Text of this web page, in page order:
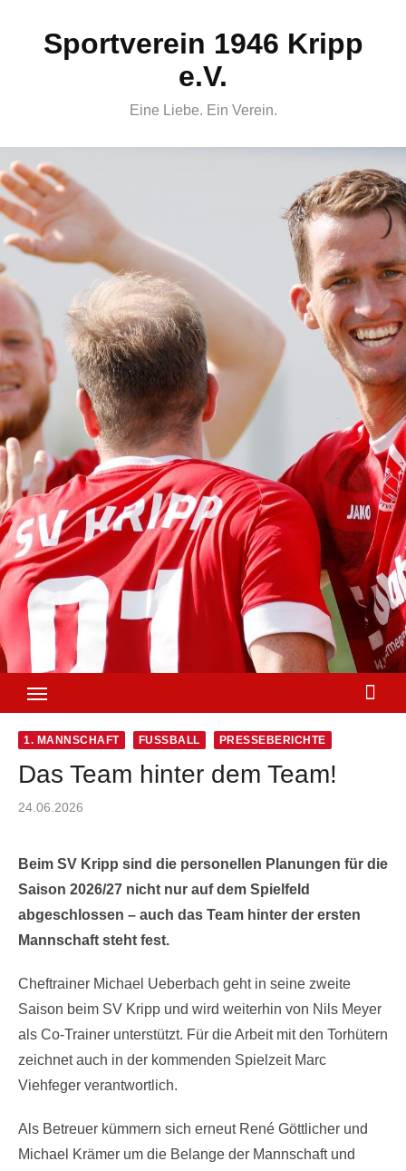
Sportverein 1946 Kripp
e.V.
Eine Liebe. Ein Verein.
1. MANNSCHAFT FUSSBALL PRESSEBERICHTE
Das Team hinter dem Team!
Posted
24.06.2026
Beim SV Kripp sind die personellen Planungen für die
Saison 2026/27 nicht nur auf dem Spielfeld
abgeschlossen – auch das Team hinter der ersten
Mannschaft steht fest.
Cheftrainer Michael Ueberbach geht in seine zweite
Saison beim SV Kripp und wird weiterhin von Nils Meyer
als Co-Trainer unterstützt. Für die Arbeit mit den Torhütern
zeichnet auch in der kommenden Spielzeit Marc
Viehfeger verantwortlich.
Als Betreuer kümmern sich erneut René Göttlicher und
Michael Krämer um die Belange der Mannschaft und